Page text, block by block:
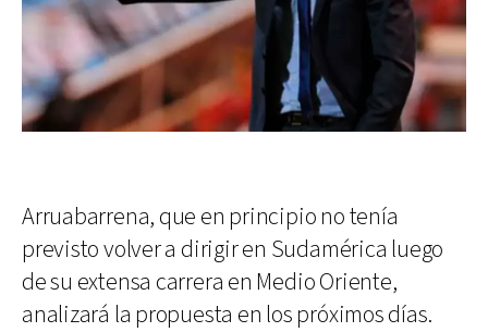
Arruabarrena, que en principio no tenía
previsto volver a dirigir en Sudamérica luego
de su extensa carrera en Medio Oriente,
analizará la propuesta en los próximos días.